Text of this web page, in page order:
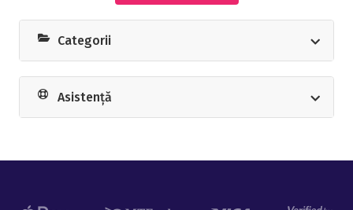
Categorii
Asistență